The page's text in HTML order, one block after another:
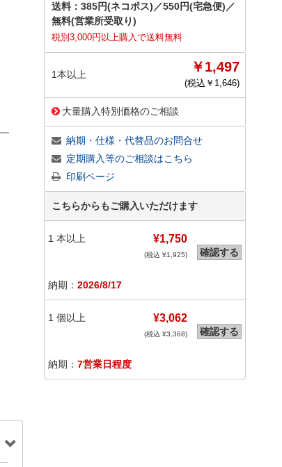
送料： 385円(ネコポス) ／550円(宅急便) ／
無料(営業所受取り)
税別3,000円以上購入で送料無料
1本以上 ￥1,497
(税込￥ 1,646)
大量購入特別価格のご相談
納期・仕様・代替品のお問合せ
定期購入等のご相談はこちら
印刷ページ
こちらからもご購入いただけます
1 本以上 ¥1,750
(税込 ¥1,925)
納期： 2026/8/17
確認する
1 個以上 ¥3,062
(税込 ¥3,368)
納期： 7営業日程度
確認する